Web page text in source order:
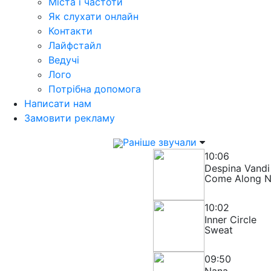
Як слухати онлайн
Контакти
Лайфстайл
Ведучі
Лого
Потрібна допомога
Написати нам
Замовити рекламу
Раніше звучали
10:06
Despina Vandi
Come Along
10:02
Inner Circle
Sweat
09:50